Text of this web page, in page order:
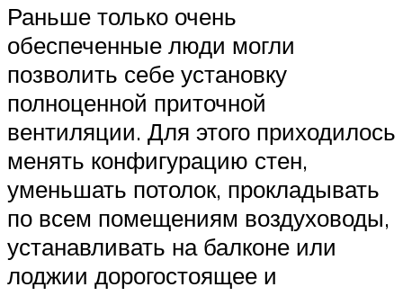
Раньше только очень
обеспеченные люди могли
позволить себе установку
полноценной приточной
вентиляции. Для этого приходилось
менять конфигурацию стен,
уменьшать потолок, прокладывать
по всем помещениям воздуховоды,
устанавливать на балконе или
лоджии дорогостоящее и